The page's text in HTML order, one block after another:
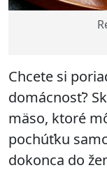
Chcete si
domácnosť?
mäso, ktoré
pochúťku
dokonca do